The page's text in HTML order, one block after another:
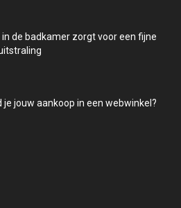
in de badkamer zorgt voor een fijne
je jouw aankoop in een webwinkel?